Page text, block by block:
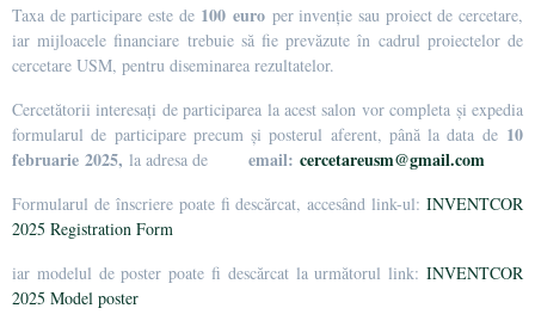
Taxa de participare este de 100 euro per invenție sau proiect de cercetare,
iar mijloacele financiare trebuie să fie prevăzute în cadrul proiectelor de
cercetare USM, pentru diseminarea rezultatelor.
Cercetătorii interesați de participarea la acest salon vor completa și expedia
formularul de participare precum și posterul aferent, până la data de 10
februarie 2025, la adresa de email: cercetareusm@gmail.com
Formularul de înscriere poate fi descărcat, accesând link-ul: INVENTCOR
2025 Registration Form
iar modelul de poster poate fi descărcat la următorul link: INVENTCOR
2025 Model poster